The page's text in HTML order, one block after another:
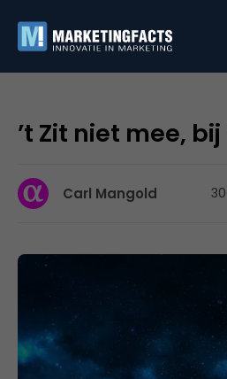
’t Zit niet mee, bij
Carl Mangold